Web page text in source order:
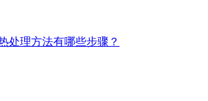
处理方法有哪些步骤？